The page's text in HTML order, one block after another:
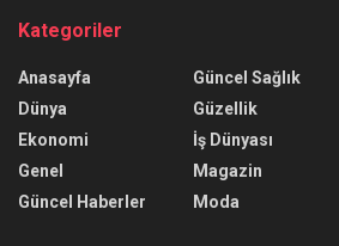
Kategoriler
Anasayfa
Dünya
Ekonomi
Genel
Güncel Haberler
Güncel Sağlık
Güzellik
İş Dünyası
Magazin
Moda